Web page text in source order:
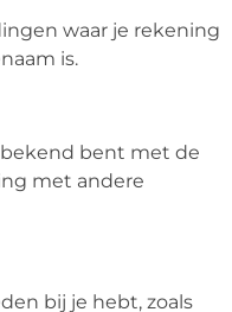
waar je rekening
is.
bent met de
met andere
bij je hebt, zoals